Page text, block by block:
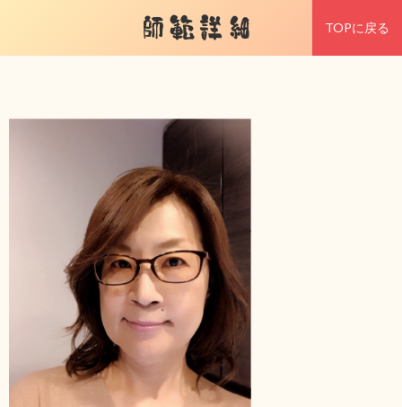
師範詳細 TOPに戻る